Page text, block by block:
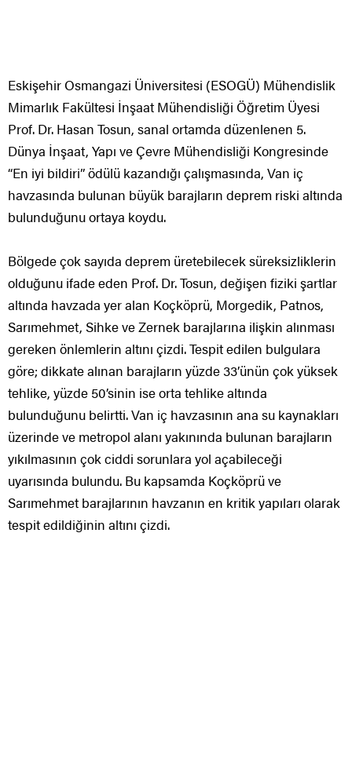
Eskişehir Osmangazi Üniversitesi (ESOGÜ) Mühendislik
Mimarlık Fakültesi İnşaat Mühendisliği Öğretim Üyesi
Prof. Dr. Hasan Tosun, sanal ortamda düzenlenen 5.
Dünya İnşaat, Yapı ve Çevre Mühendisliği Kongresinde
“En iyi bildiri” ödülü kazandığı çalışmasında, Van iç
havzasında bulunan büyük barajların deprem riski altında
bulunduğunu ortaya koydu.
Bölgede çok sayıda deprem üretebilecek süreksizliklerin
olduğunu ifade eden Prof. Dr. Tosun, değişen fiziki şartlar
altında havzada yer alan Koçköprü, Morgedik, Patnos,
Sarımehmet, Sihke ve Zernek barajlarına ilişkin alınması
gereken önlemlerin altını çizdi. Tespit edilen bulgulara
göre; dikkate alınan barajların yüzde 33’ünün çok yüksek
tehlike, yüzde 50’sinin ise orta tehlike altında
bulunduğunu belirtti. Van iç havzasının ana su kaynakları
üzerinde ve metropol alanı yakınında bulunan barajların
yıkılmasının çok ciddi sorunlara yol açabileceği
uyarısında bulundu. Bu kapsamda Koçköprü ve
Sarımehmet barajlarının havzanın en kritik yapıları olarak
tespit edildiğinin altını çizdi.